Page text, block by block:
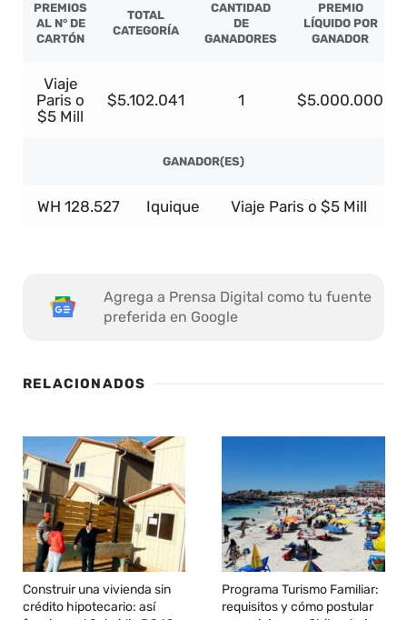
PREMIOS
AL N° DE
CARTÓN
TOTAL
CATEGORÍA
CANTIDAD
DE
GANADORES
PREMIO
LÍQUIDO POR
GANADOR
Viaje
Paris o
$5 Mill
$5.102.041 1 $5.000.000
GANADOR(ES)
WH 128.527 Iquique Viaje Paris o $5 Mill
Agrega a Prensa Digital como tu fuente
preferida en Google
RELACIONADOS
Construir una vivienda sin
crédito hipotecario: así
Programa Turismo Familiar:
requisitos y cómo postular